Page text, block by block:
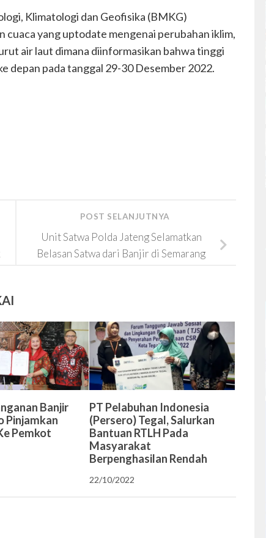
Klimatologi dan Geofisika (BMKG)
cuaca yanguptodate mengenai perubahan iklim,
air laut dimana diinformasikan bahwa tinggi
depan pada tanggal 29-30 Desember 2022.
POST SELANJUTNYA
Unit Satwa Polda Jateng Selamatkan
Belasan Satwa dari Banjir di Semarang
Banjir
Pinjamkan
Pemkot
PT Pelabuhan Indonesia
(Persero) Tegal, Salurkan
Bantuan RTLH Pada
Masyarakat
Berpenghasilan Rendah
22/10/2022